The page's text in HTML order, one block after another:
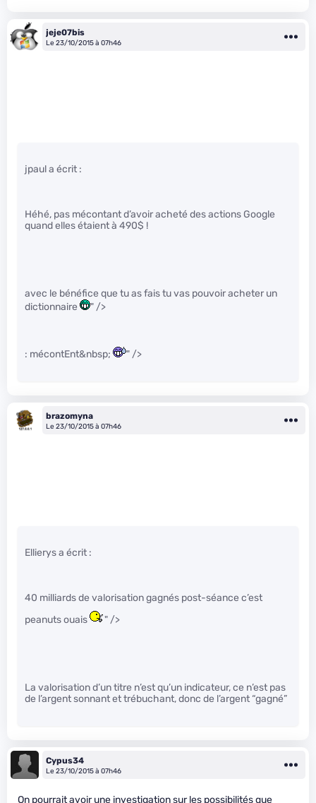
jeje07bis
Le 23/10/2015 à 07h46
jpaul a écrit :
Héhé, pas mécontant d’avoir acheté des actions Google
quand elles étaient à 490$ !
avec le bénéfice que tu as fais tu vas pouvoir acheter un
dictionnaire
" />
: mécontEnt&nbsp; " />
brazomyna
Le 23/10/2015 à 07h46
Ellierys a écrit :
40 milliards de valorisation gagnés post-séance c’est
peanuts ouais
" />
La valorisation d’un titre n’est qu’un indicateur, ce n’est pas
de l’argent sonnant et trébuchant, donc de l’argent “gagné”
Cypus34
Le 23/10/2015 à 07h46
On pourrait avoir une investigation sur les possibilités que